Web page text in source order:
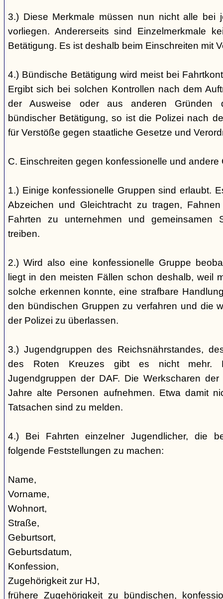
3.) Diese Merkmale müssen nun nicht alle bei
vorliegen. Andererseits sind Einzelmerkmale
Betätigung. Es ist deshalb beim Einschreiten mit
4.) Bündische Betätigung wird meist bei
Ergibt sich bei solchen Kontrollen nach dem
der Ausweise oder aus anderen Gründen
bündischer Betätigung, so ist die Polizei nach
für Verstöße gegen staatliche Gesetze und
C. Einschreiten gegen konfessionelle und andere
1.) Einige konfessionelle Gruppen sind erlaubt.
Abzeichen und Gleichtracht zu tragen,
Fahrten zu unternehmen und gemeinsamen
treiben.
2.) Wird also eine konfessionelle Gruppe
liegt in den meisten Fällen schon deshalb, weil
solche erkennen konnte, eine strafbare
den bündischen Gruppen zu verfahren und die
der Polizei zu überlassen.
3.) Jugendgruppen des Reichsnährstandes,
des Roten Kreuzes gibt es nicht mehr.
Jugendgruppen der DAF. Die Werkscharen
Jahre alte Personen aufnehmen. Etwa damit
Tatsachen sind zu melden.
4.) Bei Fahrten einzelner Jugendlicher, die
folgende Feststellungen zu machen:
Name,
Vorname,
Wohnort,
Straße,
Geburtsort,
Geburtsdatum,
Konfession,
Zugehörigkeit zur HJ,
frühere Zugehörigkeit zu bündischen,